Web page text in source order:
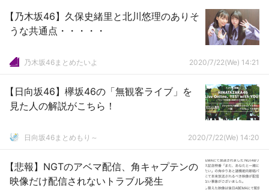
【乃木坂46】久保史緒里と北川悠理のありそ
うな共通点・・・・・
乃木坂46まとめたいよ 2020/7/22(We) 14:21
【日向坂46】欅坂46の「無観客ライブ」を
見た人の解説がこちら！
日向坂46まとめもり～ 2020/7/22(We) 14:20
【悲報】NGTのアベマ配信、角キャプテンの
映像だけ配信されないトラブル発生